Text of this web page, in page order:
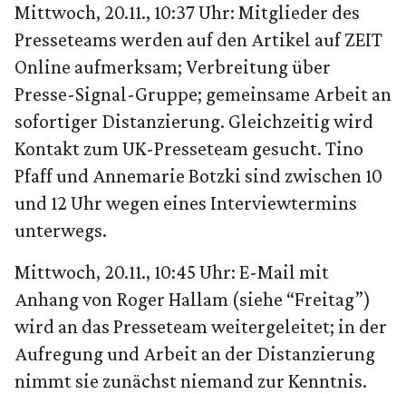
Mittwoch, 20.11., 10:37 Uhr: Mitglieder des
Presseteams werden auf den Artikel auf ZEIT
Online aufmerksam; Verbreitung über
Presse-Signal-Gruppe; gemeinsame Arbeit an
sofortiger Distanzierung. Gleichzeitig wird
Kontakt zum UK-Presseteam gesucht. Tino
Pfaff und Annemarie Botzki sind zwischen 10
und 12 Uhr wegen eines Interviewtermins
unterwegs.
Mittwoch, 20.11., 10:45 Uhr: E-Mail mit
Anhang von Roger Hallam (siehe “Freitag”)
wird an das Presseteam weitergeleitet; in der
Aufregung und Arbeit an der Distanzierung
nimmt sie zunächst niemand zur Kenntnis.